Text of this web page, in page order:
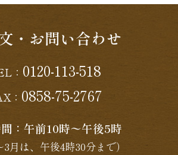
・お問い合わせ
： 0120-113-518
： 0858-75-2767
：午前10時〜午後5時
3月は、午後4時30分まで）